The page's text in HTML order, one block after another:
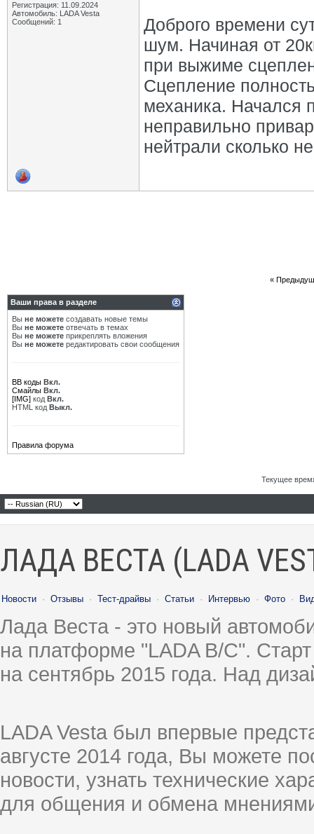
Регистрация: 11.09.2024
Автомобиль: LADA Vesta
Сообщений: 1
Доброго времени
шум. Начиная от
при выжиме
Сцепление
механика. Начался
неправильно
нейтрали сколько
«
Ваши права в разделе
Вы не можете создавать новые темы
Вы не можете отвечать в темах
Вы не можете прикреплять вложения
Вы не можете редактировать свои сообщения
BB коды Вкл.
Смайлы Вкл.
[IMG] код Вкл.
HTML код Выкл.
Правила форума
Текущее
ЛАДА ВЕСТА (LADA
Новости · Отзывы · Тест-драйвы · Статьи · Интервью · Фото ·
Лада Веста - это новый
на платформе "LADA B/C".
на сентябрь 2015 года. Над
LADA Vesta был впервые
августе 2014 года, Вы можете
новости, узнать технические
для общения и обмена